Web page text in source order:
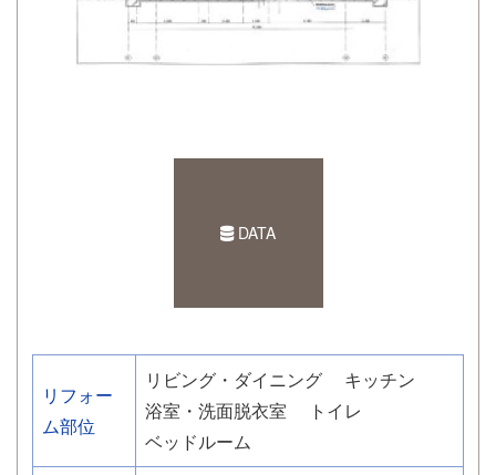
DATA
リフォー
ム部位
リビング・ダイニング
キッチン
浴室・洗面脱衣室
トイレ
ベッドルーム